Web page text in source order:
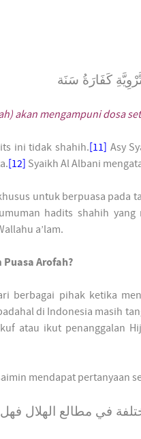
كَفَارَةُ سَنَة
akan mengampuni dosa
ini tidak shahih.[11] Asy
[12] Syaikh Al Albani
untuk berpuasa pada
hadits shahih
a’lam.
Arofah?
berbagai pihak ketika
di Indonesia masih
atau ikut penanggalan
mendapat pertanyaan
في مطالع الهلال فهل